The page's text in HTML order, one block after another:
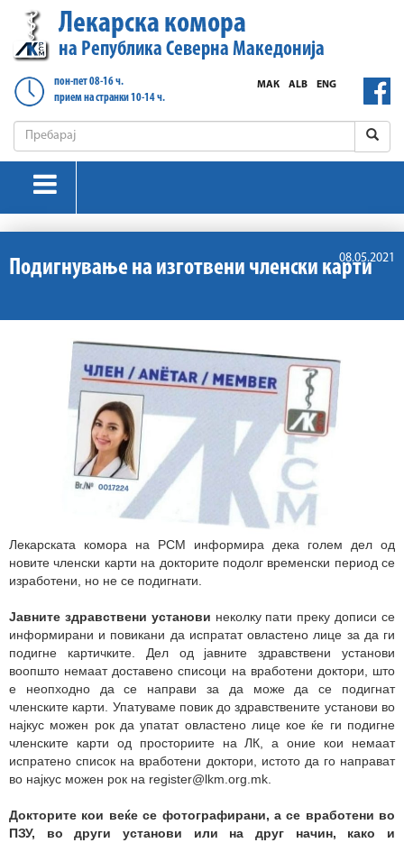
Лекарска комора
на Република Северна Македонија
пон-пет 08-16 ч.
прием на странки 10-14 ч.
ENG
ALB
МАК
08.05.2021
Подигнување на изготвени членски карти
Лекарската комора на РСМ информира дека голем дел од
новите членски карти на докторите подолг временски период се
изработени, но не се подигнати.
Јавните здравствени установи неколку пати преку дописи се
информирани и повикани да испратат овластено лице за да ги
подигне картичките. Дел од јавните здравствени установи
воопшто немаат доставено списоци на вработени доктори, што
е неопходно да се направи за да може да се подигнат
членските карти. Упатуваме повик до здравствените установи во
најкус можен рок да упатат овластено лице кое ќе ги подигне
членските карти од просториите на ЛК, а оние кои немаат
испратено список на вработени доктори, истото да го направат
во најкус можен рок на register@lkm.org.mk.
Докторите кои веќе се фотографирани, а се вработени во
ПЗУ, во други установи или на друг начин, како и